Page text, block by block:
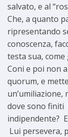
salvato, e al
Che, a quanto
ripresentando
conoscenza,
testa sua,
Coni e poi non
quorum, e
dove sono finiti
indipendente?
Lui persevera,